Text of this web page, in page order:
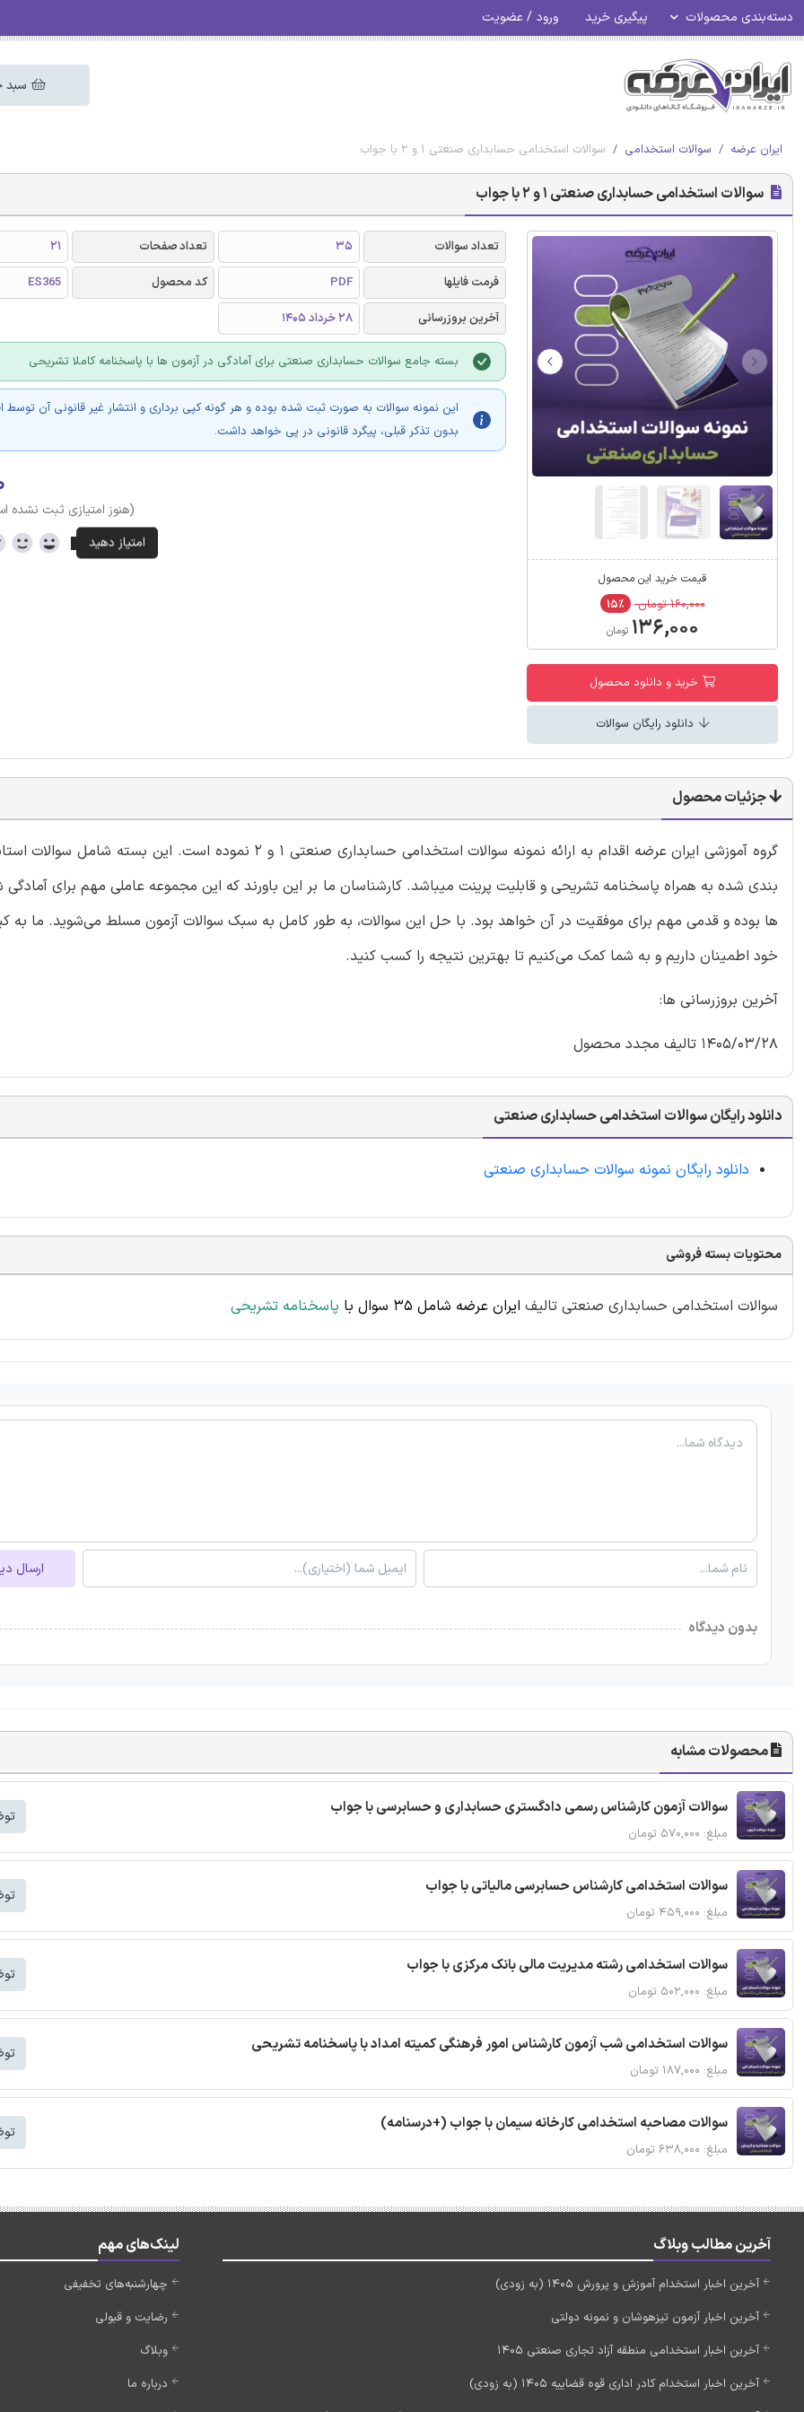
دسته‌بندی محصولات پیگیری خرید ورود / عضویت
سبد
ایران عرضه سوالات استخدامی سوالات استخدامی حسابداری صنعتی 1 و 2 با جواب
سوالات استخدامی حسابداری صنعتی 1 و 2 با جواب
قیمت خرید این محصول
۱۶۰,۰۰۰ تومان ۱۵٪
۱۳۶,۰۰۰ تومان
خرید و دانلود محصول
دانلود رایگان سوالات
تعداد سوالات 35 تعداد صفحات
21
فرمت فایلها
PDF کد محصول
ES365
آخرین بروزرسانی
28 خرداد 1405
بسته جامع سوالات حسابداری صنعتی برای آمادگی در آزمون ها با پاسخنامه کاملا تشریحی
این نمونه سوالات به صورت ثبت شده بوده و هر گونه کپی برداری و انتشار غیر قانونی آن توسط
بدون تذکر قبلی، پیگرد قانونی در پی خواهد داشت.
(هنوز امتیازی ثبت نشده
جزئیات محصول
گروه آموزشی ایران عرضه اقدام به ارائه نمونه سوالات استخدامی حسابداری صنعتی 1 و 2 نموده است. این
بندی شده به همراه پاسخنامه تشریحی و قابلیت پرینت میباشد. کارشناسان ما بر این باورند که این مجموعه عاملی مهم برای آمادگی
ها بوده و قدمی مهم برای موفقیت در آن خواهد بود. با حل این سوالات، به طور کامل به سبک سوالات آزمون مسلط می‌شوید. ما به
خود اطمینان داریم و به شما کمک می‌کنیم تا بهترین نتیجه را کسب کنید.
آخرین بروزرسانی ها:
1405/03/28 تالیف مجدد محصول
دانلود رایگان سوالات استخدامی حسابداری صنعتی
دانلود رایگان نمونه سوالات حسابداری صنعتی
محتویات بسته فروشی
سوالات استخدامی حسابداری صنعتی تالیف ایران عرضه شامل 35 سوال با پاسخنامه تشریحی
ارسال
بدون دیدگاه
محصولات مشابه
سوالات آزمون کارشناس رسمی دادگستری حسابداری و حسابرسی با جواب
مبلغ: ۵۷۰,۰۰۰ تومان
سوالات استخدامی کارشناس حسابرسی مالیاتی با جواب
مبلغ: ۴۵۹,۰۰۰ تومان
سوالات استخدامی رشته مدیریت مالی بانک مرکزی با جواب
مبلغ: ۵۰۲,۰۰۰ تومان
سوالات استخدامی شب آزمون کارشناس امور فرهنگی کمیته امداد با پاسخنامه تشریحی
مبلغ: ۱۸۷,۰۰۰ تومان
سوالات مصاحبه استخدامی کارخانه سیمان با جواب (+درسنامه)
مبلغ: ۶۳۸,۰۰۰ تومان
آخرین مطالب وبلاگ
آخرین اخبار استخدام آموزش و پرورش 1405 (به زودی)
آخرین اخبار آزمون تیزهوشان و نمونه دولتی
آخرین اخبار استخدامی منطقه آزاد تجاری صنعتی 1405
آخرین اخبار استخدام کادر اداری قوه قضاییه 1405 (به زودی)
لینک‌های مهم
چهارشنبه‌های تخفیفی
رضایت و قبولی
وبلاگ
درباره ما